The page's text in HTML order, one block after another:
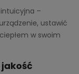
–
ustawić
w swoim